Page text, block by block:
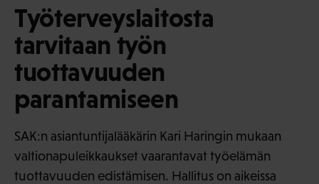
Työterveyslaitosta
tarvitaan työn
tuottavuuden
parantamiseen
SAK:n asiantuntijalääkärin Kari Haringin mukaan
valtionapuleikkaukset vaarantavat työelämän
tuottavuuden edistämisen. Hallitus on aikeissa